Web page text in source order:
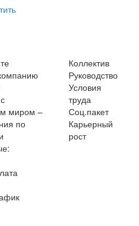
миром –
по
Коллектив
Руководство
Условия
труда
Соц.пакет
Карьерный
рост